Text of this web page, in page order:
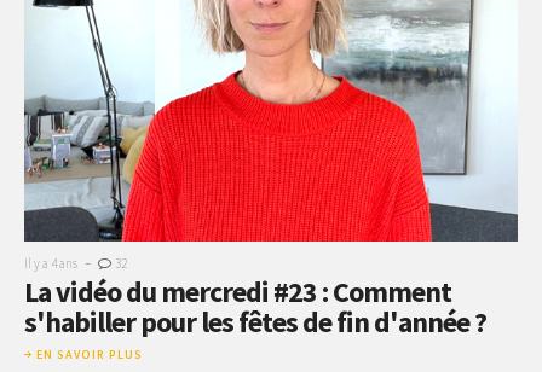
Il y a 4 ans - 32
La vidéo du mercredi #23 : Comment
s'habiller pour les fêtes de fin d'année ?
EN SAVOIR PLUS